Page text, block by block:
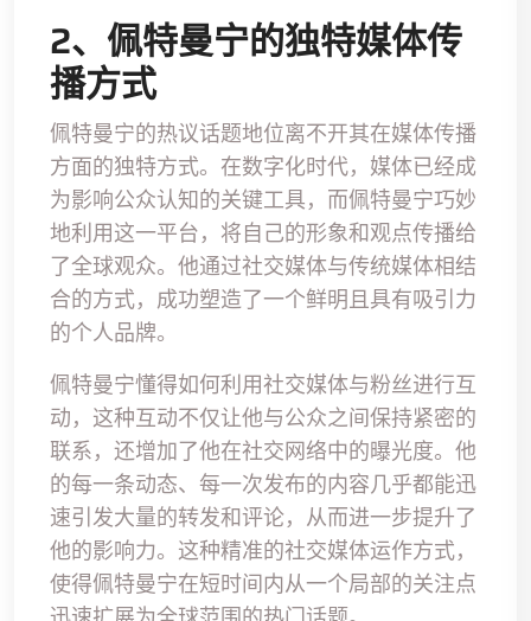
2、佩特曼宁的独特媒体传
播方式
佩特曼宁的热议话题地位离不开其在媒体传播
方面的独特方式。在数字化时代，媒体已经成
为影响公众认知的关键工具，而佩特曼宁巧妙
地利用这一平台，将自己的形象和观点传播给
了全球观众。他通过社交媒体与传统媒体相结
合的方式，成功塑造了一个鲜明且具有吸引力
的个人品牌。
佩特曼宁懂得如何利用社交媒体与粉丝进行互
动，这种互动不仅让他与公众之间保持紧密的
联系，还增加了他在社交网络中的曝光度。他
的每一条动态、每一次发布的内容几乎都能迅
速引发大量的转发和评论，从而进一步提升了
他的影响力。这种精准的社交媒体运作方式，
使得佩特曼宁在短时间内从一个局部的关注点